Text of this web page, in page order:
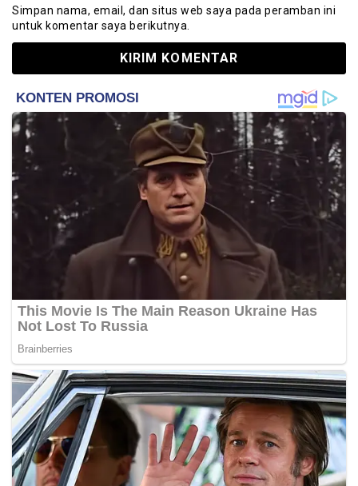
Simpan nama, email, dan situs web saya pada peramban ini
untuk komentar saya berikutnya.